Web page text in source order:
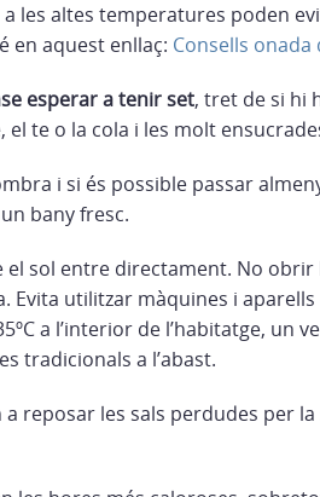
les altes temperatures poden
en aquest enllaç: Consells onada
esperar a tenir set, tret de si hi
el te o la cola i les molt
i si és possible passar
bany fresc.
el sol entre directament. No obrir
Evita utilitzar màquines i
a l’interior de l’habitatge, un
tradicionals a l’abast.
a reposar les sals perdudes per